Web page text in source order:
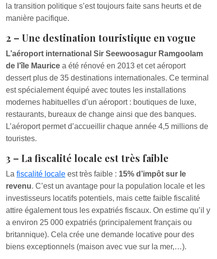
la transition politique s’est toujours faite sans heurts et de
manière pacifique.
2 – Une destination touristique en vogue
L’aéroport international Sir Seewoosagur Ramgoolam
de l’île Maurice a été rénové en 2013 et cet aéroport
dessert plus de 35 destinations internationales. Ce terminal
est spécialement équipé avec toutes les installations
modernes habituelles d’un aéroport : boutiques de luxe,
restaurants, bureaux de change ainsi que des banques.
L’aéroport permet d’accueillir chaque année 4,5 millions de
touristes.
3 – La fiscalité locale est très faible
La fiscalité locale est très faible : 15% d’impôt sur le
revenu. C’est un avantage pour la population locale et les
investisseurs locatifs potentiels, mais cette faible fiscalité
attire également tous les expatriés fiscaux. On estime qu’il y
a environ 25 000 expatriés (principalement français ou
britannique). Cela crée une demande locative pour des
biens exceptionnels (maison avec vue sur la mer,…).